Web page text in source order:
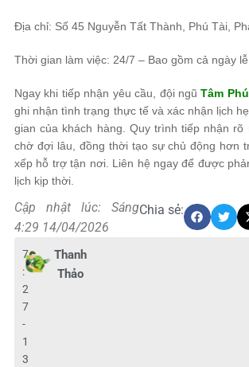
Địa chỉ: Số 45 Nguyễn Tất Thành, Phú Tài,
Thời gian làm việc: 24/7 – Bao gồm cả ngày lễ
Ngay khi tiếp nhận yêu cầu, đội ngũTâm
ghi nhận tình trạng thực tế và xác nhận lịch
gian của khách hàng. Quy trình tiếp nhận rõ
chờ đợi lâu, đồng thời tạo sự chủ động hơn
xếp hỗ trợ tận nơi. Liên hệ ngay để được
lịch kịp thời.
Cập nhật lúc: Sáng
4:29 14/04/2026
Chia sẻ:
Thanh
Thảo
7
:
2
7
-
1
3